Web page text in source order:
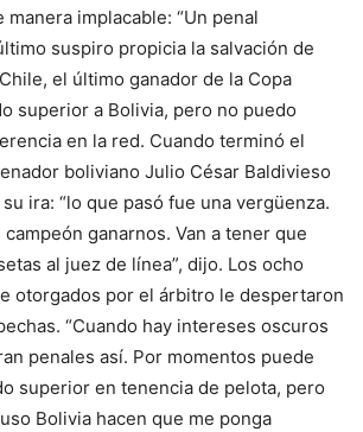
manera implacable: “Un penal
suspiro propicia la salvación de
el último ganador de la Copa
superior a Bolivia, pero no puedo
en la red. Cuando terminó el
boliviano Julio César Baldivieso
ira: “lo que pasó fue una vergüenza.
ganarnos. Van a tener que
al juez de línea”, dijo. Los ocho
otorgados por el árbitro le despertaron
“Cuando hay intereses oscuros
penales así. Por momentos puede
superior en tenencia de pelota, pero
Bolivia hacen que me ponga